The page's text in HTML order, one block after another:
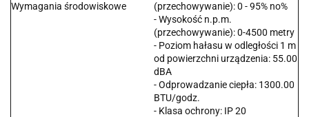
Wymagania środowiskowe
(przechowywanie): 0 - 95% no%
- Wysokość n.p.m.
(przechowywanie): 0-4500 metry
- Poziom hałasu w odległości 1 m
od powierzchni urządzenia: 55.00
dBA
- Odprowadzanie ciepła: 1300.00
BTU/godz.
- Klasa ochrony: IP 20